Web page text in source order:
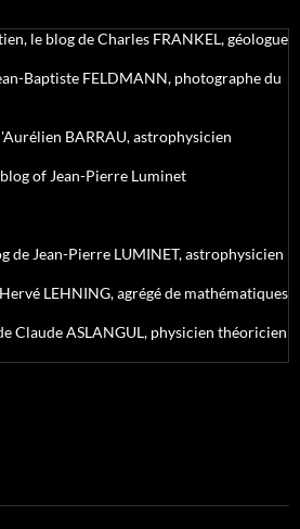
le blog de Charles FRANKEL, géologue
Baptiste FELDMANN, photographe du
BARRAU, astrophysicien
of Jean-Pierre Luminet
de Jean-Pierre LUMINET, astrophysicien
LEHNING, agrégé de mathématiques
Claude ASLANGUL, physicien théoricien